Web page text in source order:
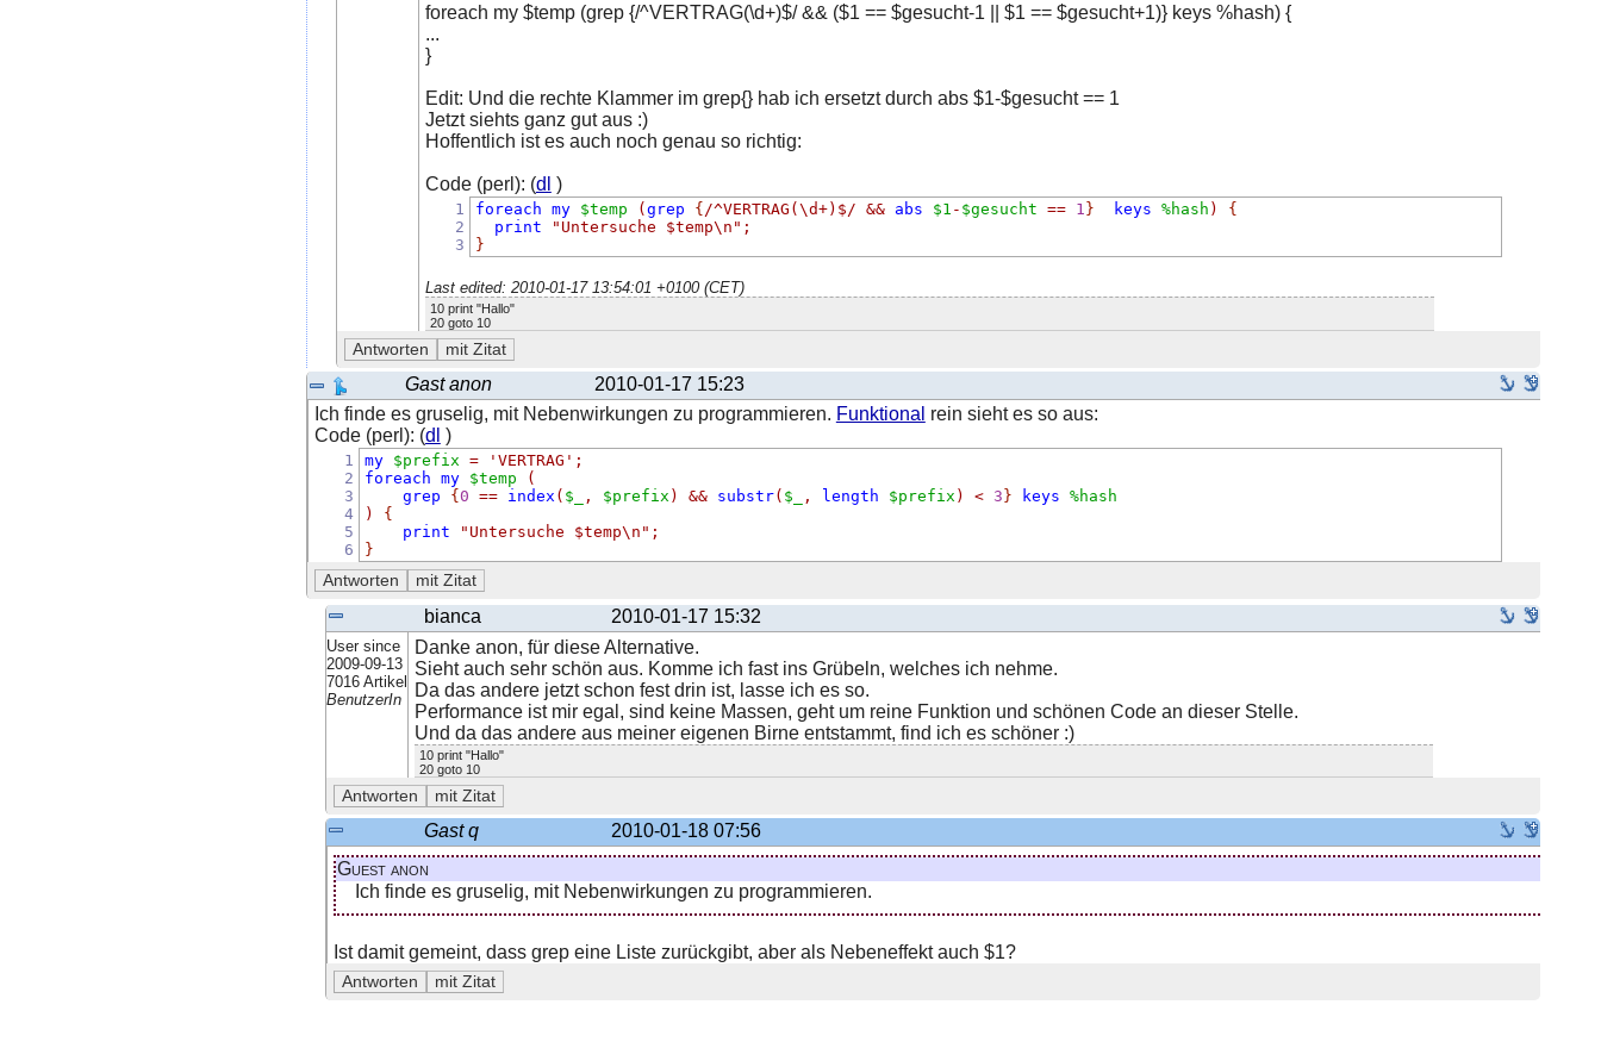
foreach my $temp (grep {/^VERTRAG(\d+)$/ && ($1 == $gesucht-1 || $1 == $gesucht+1)} keys %hash) {
...
}
Edit: Und die rechte Klammer im grep{} hab ich ersetzt durch abs $1-$gesucht == 1
Jetzt siehts ganz gut aus :)
Hoffentlich ist es auch noch genau so richtig:
Code (perl): (dl )
1
2
3
foreach my $temp ( grep { /^VERTRAG(\d+)$/ && abs $1 - $gesucht == 1 } keys %hash )
{
print
"Untersuche $temp\n" ;
}
Last edited: 2010-01-17 13:54:01 +0100 (CET)
10 print "Hallo"
20 goto 10
Gast anon
2010-01-17 15:23
Ich finde es gruselig, mit Nebenwirkungen zu programmieren. Funktional rein sieht es so aus:
Code (perl): (dl )
1
2
3
4
5
6
my $prefix = 'VERTRAG' ;
foreach my $temp
(
grep
{ 0 == index ( $_ , $prefix ) && substr( $_ , length $prefix ) < 3 } keys %hash
)
{
print
"Untersuche $temp\n" ;
}
bianca 2010-01-17 15:32
User since
2009-09-13
7016 Artikel
BenutzerIn
Danke anon, für diese Alternative.
Sieht auch sehr schön aus. Komme ich fast ins Grübeln, welches ich nehme.
Da das andere jetzt schon fest drin ist, lasse ich es so.
Performance ist mir egal, sind keine Massen, geht um reine Funktion und schönen Code an dieser Stelle.
Und da das andere aus meiner eigenen Birne entstammt, find ich es schöner :)
10 print "Hallo"
20 goto 10
Gast q
2010-01-18 07:56
Guest anon
Ich finde es gruselig, mit Nebenwirkungen zu programmieren.
Ist damit gemeint, dass grep eine Liste zurückgibt, aber als Nebeneffekt auch $1?